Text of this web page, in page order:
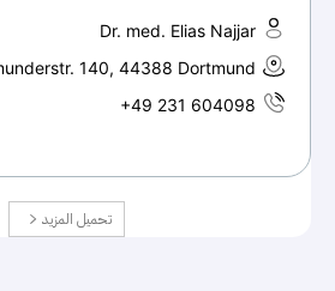
Dr. med. Elias Najjar
140, 44388 Dortmund
+49 231 604098
تحميل المزيد